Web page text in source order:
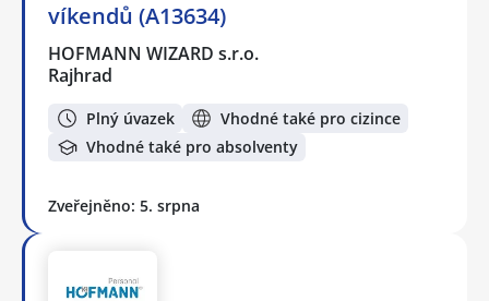
víkendů (A13634)
HOFMANN WIZARD s.r.o.
Rajhrad
Plný úvazek
Vhodné také pro cizince
Vhodné také pro absolventy
Zveřejněno: 5. srpna